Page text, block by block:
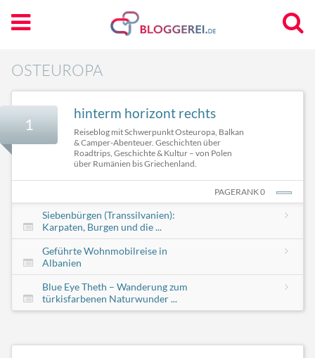
OSTEUROPA
1
hinterm horizont rechts
Reiseblog mit Schwerpunkt Osteuropa, Balkan
& Camper-Abenteuer. Geschichten über
Roadtrips, Geschichte & Kultur – von Polen
über Rumänien bis Griechenland.
PAGERANK 0
Siebenbürgen (Transsilvanien):
Karpaten, Burgen und die ...
Geführte Wohnmobilreise in
Albanien
Blue Eye Theth – Wanderung zum
türkisfarbenen Naturwunder ...